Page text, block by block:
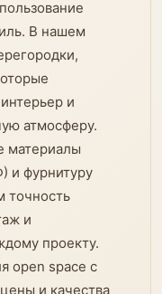
В нашем
и
атмосферу.
материалы
и фурнитуру
точность
и
проекту.
open space с
и качества